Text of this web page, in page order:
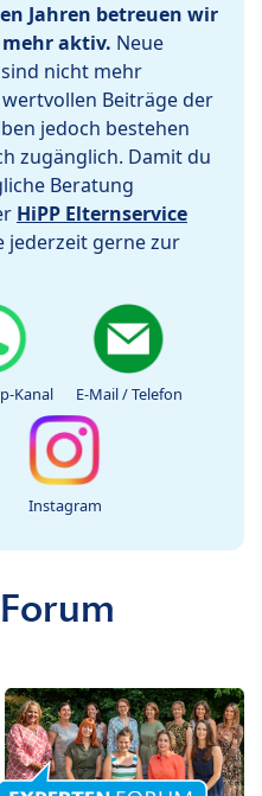
Jahren betreuen wir
aktiv. Neue
nicht mehr
Beiträge der
jedoch bestehen
zugänglich. Damit du
Beratung
HiPP Elternservice
jederzeit gerne zur
Kanal E-Mail / Telefon
Instagram